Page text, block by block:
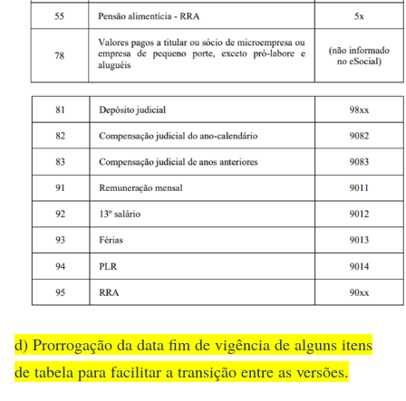
d) Prorrogação da data fim de vigência de alguns itens
de tabela para facilitar a transição entre as versões.